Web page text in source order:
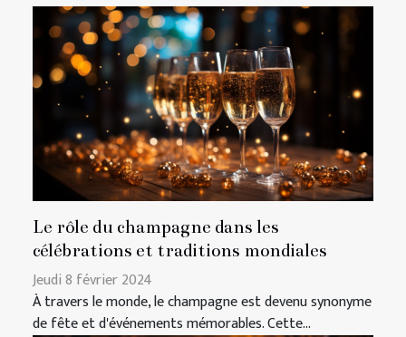
Le rôle du champagne dans les
célébrations et traditions mondiales
Jeudi 8 février 2024
À travers le monde, le champagne est devenu synonyme
de fête et d'événements mémorables. Cette...